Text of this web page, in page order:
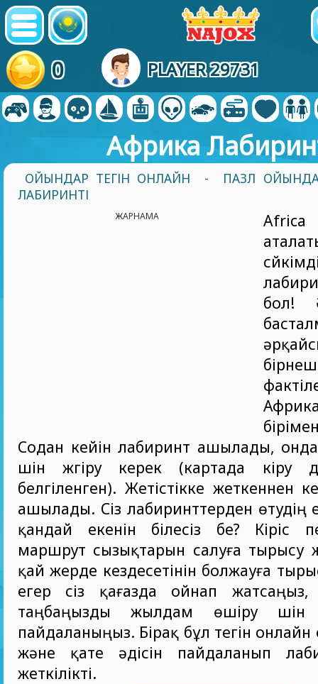
0 PLAYER 29731
Африка
ОЙЫНДАР ТЕГІН ОНЛАЙН -
ПАЗЛ
ЛАБИРИНТІ
ЖАРНАМА
бол!
Содан кейін лабиринт ашылады,
үшін жүгіру керек (картада
белгіленген). Жетістікке жеткеннен
ашылады. Сіз лабиринттерден өтудің
қандай екенін білесіз бе? Кіріс
маршрут сызықтарын салуға тырысу
қай жерде кездесетінін болжауға
егер сіз қағазда ойнап жатсаңыз,
таңбаңызды жылдам өшіру үшін
пайдаланыңыз. Бірақ бұл тегін
және қате әдісін пайдаланып
жеткілікті.